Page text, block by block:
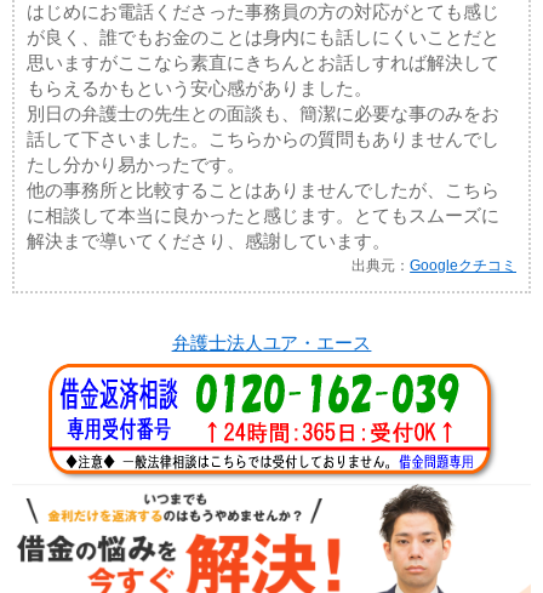
はじめにお電話くださった事務員の方の対応がとても感じ
が良く、誰でもお金のことは身内にも話しにくいことだと
思いますがここなら素直にきちんとお話しすれば解決して
もらえるかもという安心感がありました。
別日の弁護士の先生との面談も、簡潔に必要な事のみをお
話して下さいました。こちらからの質問もありませんでし
たし分かり易かったです。
他の事務所と比較することはありませんでしたが、こちら
に相談して本当に良かったと感じます。とてもスムーズに
解決まで導いてくださり、感謝しています。
出典元：Googleクチコミ
弁護士法人ユア・エース